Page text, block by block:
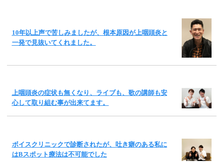
10年以上声で苦しみましたが、根本原因が上咽頭炎と
一発で見抜いてくれました。
上咽頭炎の症状も無くなり、ライブも、歌の講師も安
心して取り組む事が出来てます。
ボイスクリニックで診断されたが、吐き癖のある私に
はBスポット療法は不可能でした